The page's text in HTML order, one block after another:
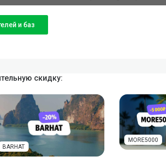
и баз
скидку:
BARHAT
MORE5000